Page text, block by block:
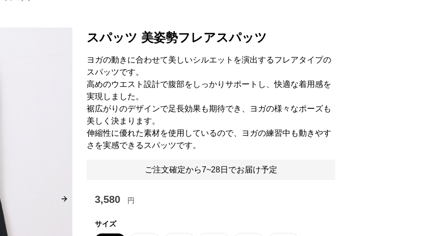
Next slide
スパッツ 美姿勢フレアスパッツ
ヨガの動きに合わせて美しいシルエットを演出するフレアタイプの
スパッツです。
高めのウエスト設計で腹部をしっかりサポートし、快適な着用感を
実現しました。
裾広がりのデザインで足長効果も期待でき、ヨガの様々なポーズも
美しく決まります。
伸縮性に優れた素材を使用しているので、ヨガの練習中も動きやす
さを実感できるスパッツです。
ご注文確定から7~28日でお届け予定
3,580 円
サイズ